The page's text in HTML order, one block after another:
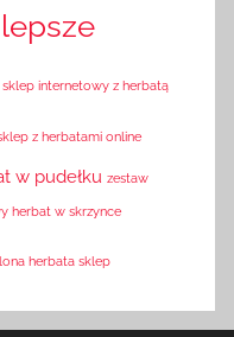
sklep internetowy z herbatą
z herbatami online
w pudełku zestaw
herbat w skrzynce
herbata sklep